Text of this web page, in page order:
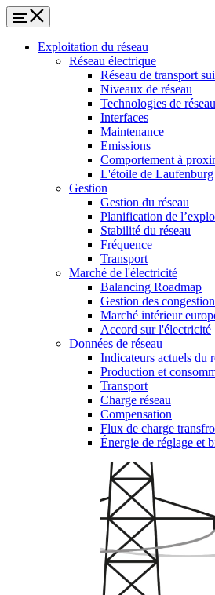
Exploitation du réseau
Réseau électrique
Réseau de transport
Niveaux de réseau
Technologies de réseau
Interfaces
Maintenance
Emissions
Comportement à
L'étoile de Laufenburg
Gestion
Gestion du réseau
Planification de
Stabilité du réseau
Fréquence
Transport
Marché de l'électricité
Balancing Roadmap
Gestion des
Marché intérieur
Accord sur l'électricité
Données de réseau
Indicateurs actuels du
Production et
Transport
Charge réseau
Compensation
Flux de charge
Énergie de réglage et